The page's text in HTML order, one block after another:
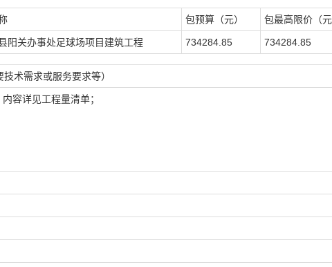
包预算（元） 包最高限价（
阳关办事处足球场项目建筑工程 734284.85 734284.85
术需求或服务要求等）
容详见工程量清单；